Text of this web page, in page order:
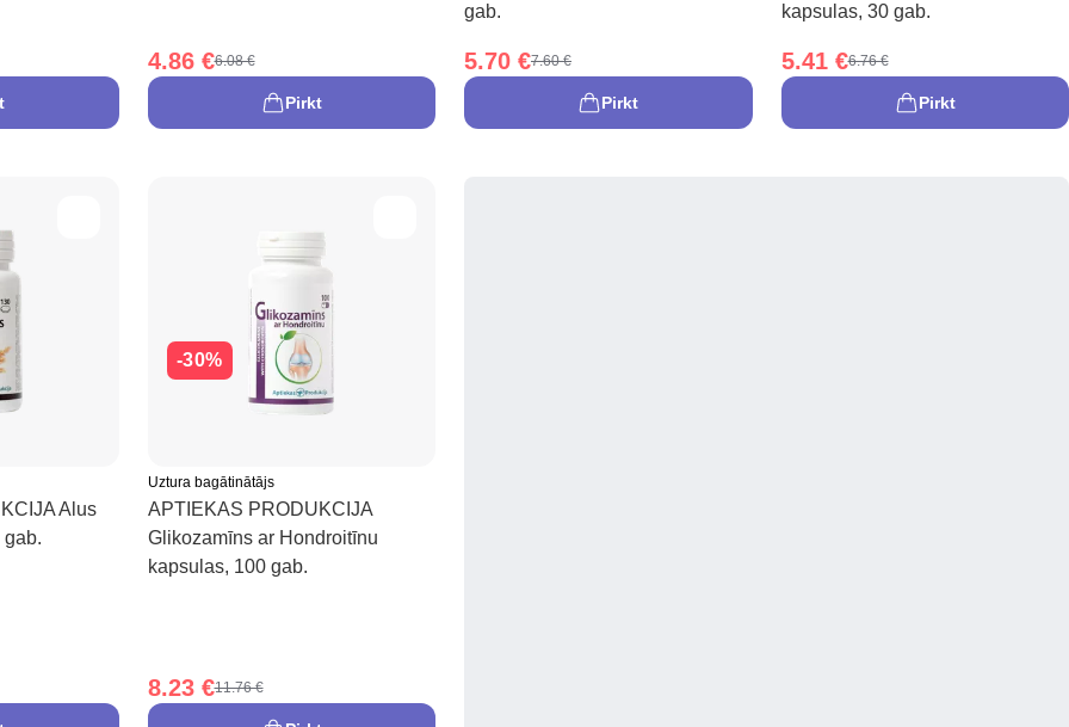
4.86 €6.08 €
Pirkt
gab.
5.70 €7.60 €
Pirkt
kapsulas, 30 gab.
5.41 €6.76 €
Pirkt
Alus
gab.
-30%
Uztura bagātinātājs
APTIEKAS PRODUKCIJA
Glikozamīns ar Hondroitīnu
kapsulas, 100 gab.
8.23 €11.76 €